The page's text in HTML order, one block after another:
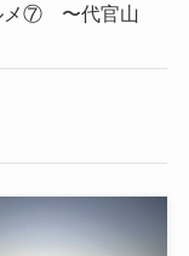
メ⑦ 〜代官山